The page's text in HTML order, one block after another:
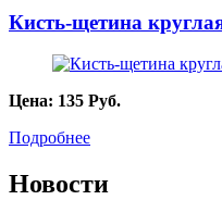
Кисть-щетина
Цена: 135 Руб.
Подробнее
Новости